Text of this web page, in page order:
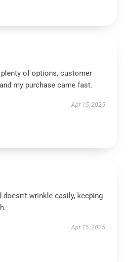
of options, customer
my purchase came fast.
Apr 15, 2025
wrinkle easily, keeping
Apr 15, 2025